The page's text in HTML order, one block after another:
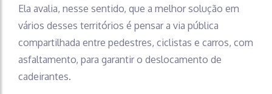
Ela avalia, nesse sentido, que a melhor solução em
vários desses territórios é pensar a via pública
compartilhada entre pedestres, ciclistas e carros, com
asfaltamento, para garantir o deslocamento de
cadeirantes.